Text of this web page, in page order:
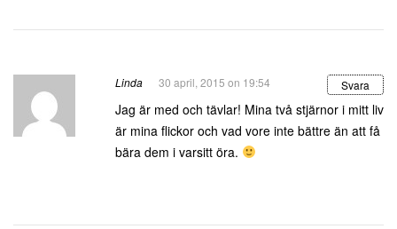
Linda 30 april, 2015 on 19:54 Svara
Jag är med och tävlar! Mina två stjärnor i mitt liv
är mina flickor och vad vore inte bättre än att få
bära dem i varsitt öra.